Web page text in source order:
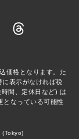
価格となります。た
表示がなければ税
間、定休日など) は
となっている可能性